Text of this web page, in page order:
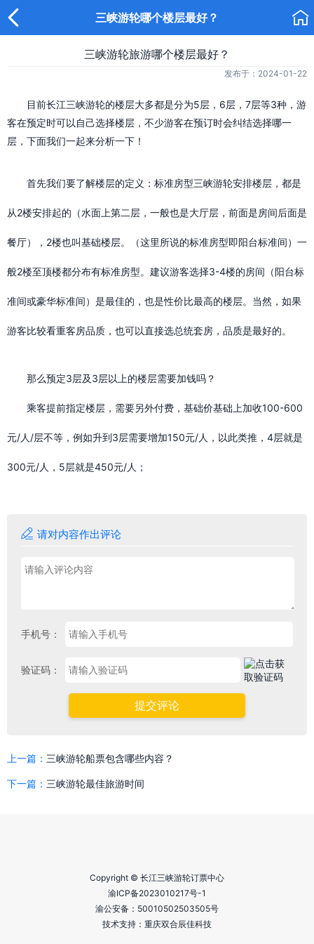
 三峡游轮哪个楼层最好？ 
三峡游轮旅游哪个楼层最好？
发布于：2024-01-22
目前长江三峡游轮的楼层大多都是分为5层，6层，7层等3种，游
客在预定时可以自己选择楼层，不少游客在预订时会纠结选择哪一
层，下面我们一起来分析一下！
首先我们要了解楼层的定义：标准房型三峡游轮安排楼层，都是
从2楼安排起的（水面上第二层，一般也是大厅层，前面是房间后面是
餐厅），2楼也叫基础楼层。（这里所说的标准房型即阳台标准间）一
般2楼至顶楼都分布有标准房型。建议游客选择3-4楼的房间（阳台标
准间或豪华标准间）是最佳的，也是性价比最高的楼层。当然，如果
游客比较看重客房品质，也可以直接选总统套房，品质是最好的。
那么预定3层及3层以上的楼层需要加钱吗？
乘客提前指定楼层，需要另外付费，基础价基础上加收100-600
元/人/层不等，例如升到3层需要增加150元/人，以此类推，4层就是
300元/人，5层就是450元/人；
 请对内容作出评论
手机号：
验证码：
提交评论
上一篇： 三峡游轮船票包含哪些内容？
下一篇： 三峡游轮最佳旅游时间
Copyright © 长江三峡游轮订票中心
渝ICP备2023010217号-1
渝公安备： 50010502503505号
技术支持：重庆双合辰佳科技